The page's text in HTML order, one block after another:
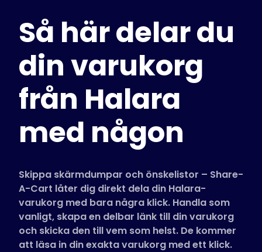
Lösningar
För konsumenter
För företag
SkaffaPlus+
Logga in
Vanliga frågor
Guider
Svenska (Swedish)
Så här delar du
din varukorg
från Halara
med någon
Skippa skärmdumpar och önskelistor – Share-
A-Cart låter dig direkt dela din Halara-
varukorg med bara några klick. Handla som
vanligt, skapa en delbar länk till din varukorg
och skicka den till vem som helst. De kommer
att läsa in din exakta varukorg med ett klick.